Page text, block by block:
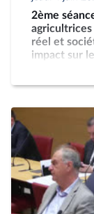
2ème
réel et
impact sur